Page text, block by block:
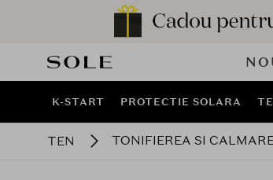
K-START PROTECTIE SOLARA
TEN TONIFIEREA SI